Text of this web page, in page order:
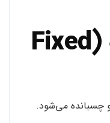
1. ریتینر ثابت (Fixed
می‌شود.